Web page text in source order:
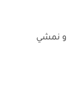
و نمشي